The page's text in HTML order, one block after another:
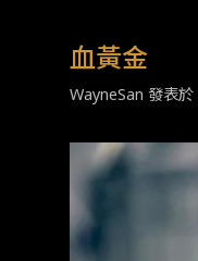
血黃金
WayneSan 發表於